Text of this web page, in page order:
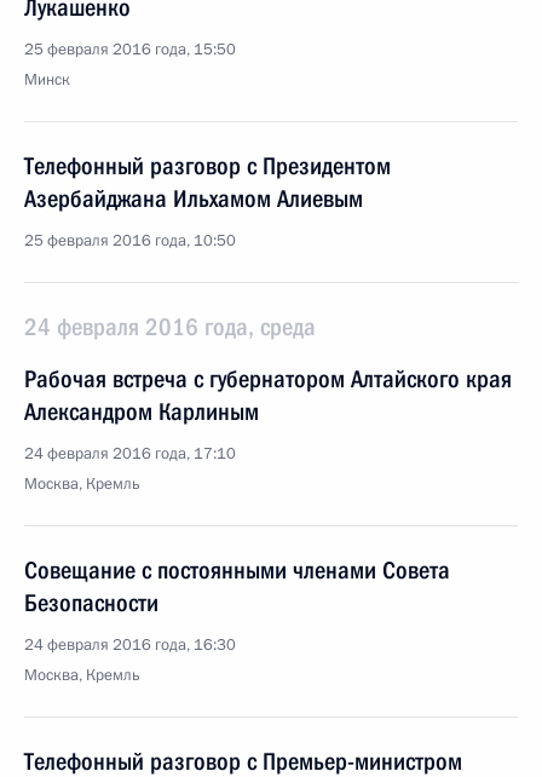
Лукашенко
25 февраля 2016 года, 15:50
Минск
Телефонный разговор с Президентом
Азербайджана Ильхамом Алиевым
25 февраля 2016 года, 10:50
24 февраля 2016 года, среда
Рабочая встреча с губернатором Алтайского края
Александром Карлиным
24 февраля 2016 года, 17:10
Москва, Кремль
Совещание с постоянными членами Совета
Безопасности
24 февраля 2016 года, 16:30
Москва, Кремль
Телефонный разговор с Премьер-министром